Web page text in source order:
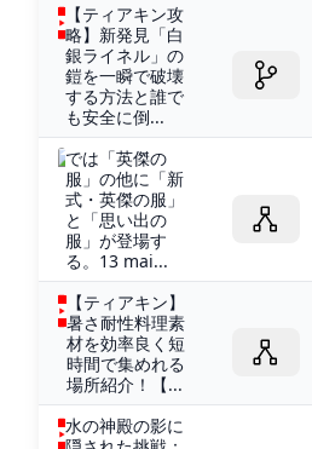
【ティアキン攻
略】新発見「白
銀ライネル」の
鎧を一瞬で破壊
する方法と誰で
も安全に倒...
では「英傑の
服」の他に「新
式・英傑の服」
と「思い出の
服」が登場す
る。13 mai...
【ティアキン】
暑さ耐性料理素
材を効率良く短
時間で集めれる
場所紹介！【...
水の神殿の影に